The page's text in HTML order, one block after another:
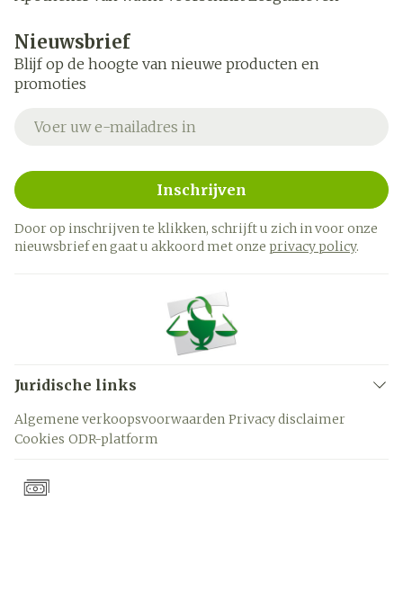
Nieuwsbrief
Blijf op de hoogte van nieuwe producten en
promoties
Inschrijven
Door op inschrijven te klikken, schrijft u zich in voor onze
nieuwsbrief en gaat u akkoord met onze privacy policy.
Juridische links
Algemene verkoopsvoorwaarden Privacy disclaimer
Cookies ODR-platform